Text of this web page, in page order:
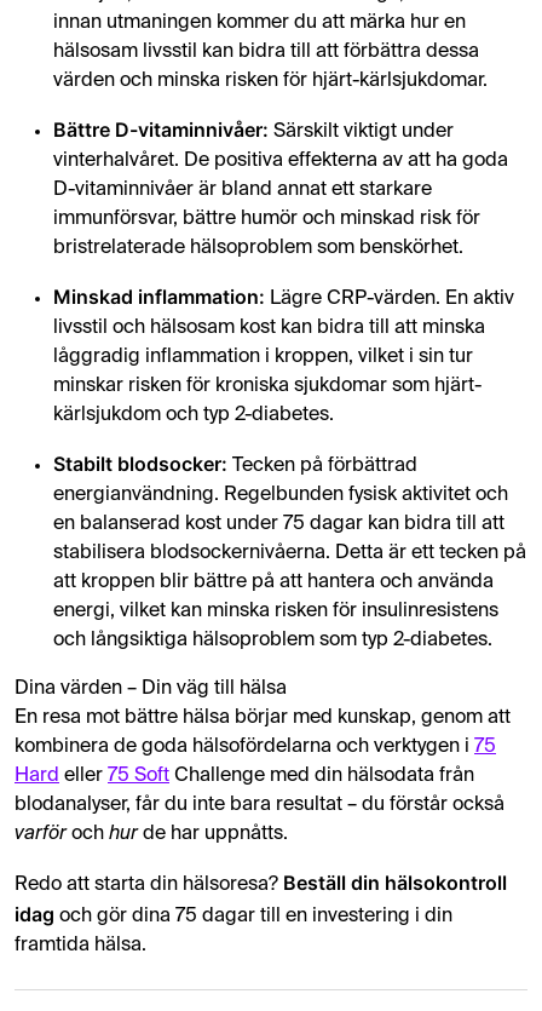
innan utmaningen kommer du att märka hur en
hälsosam livsstil kan bidra till att förbättra dessa
värden och minska risken för hjärt-kärlsjukdomar.
Bättre D-vitaminnivåer: Särskilt viktigt under
vinterhalvåret. De positiva effekterna av att ha goda
D-vitaminnivåer är bland annat ett starkare
immunförsvar, bättre humör och minskad risk för
bristrelaterade hälsoproblem som benskörhet.
Minskad inflammation: Lägre CRP-värden. En aktiv
livsstil och hälsosam kost kan bidra till att minska
låggradig inflammation i kroppen, vilket i sin tur
minskar risken för kroniska sjukdomar som hjärt-
kärlsjukdom och typ 2-diabetes.
Stabilt blodsocker: Tecken på förbättrad
energianvändning. Regelbunden fysisk aktivitet och
en balanserad kost under 75 dagar kan bidra till att
stabilisera blodsockernivåerna. Detta är ett tecken på
att kroppen blir bättre på att hantera och använda
energi, vilket kan minska risken för insulinresistens
och långsiktiga hälsoproblem som typ 2-diabetes.
Dina värden – Din väg till hälsa
En resa mot bättre hälsa börjar med kunskap, genom att
kombinera de goda hälsofördelarna och verktygen i 75
Hard eller 75 Soft Challenge med din hälsodata från
blodanalyser, får du inte bara resultat – du förstår också
varföroch hurde har uppnåtts.
Redo att starta din hälsoresa? Beställ din hälsokontroll
idag och gör dina 75 dagar till en investering i din
framtida hälsa.